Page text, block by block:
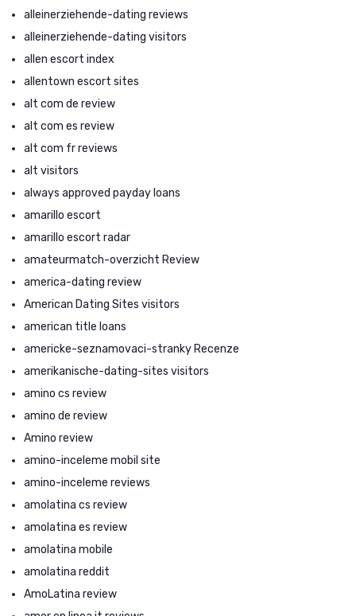
alleinerziehende-dating reviews
alleinerziehende-dating visitors
allen escort index
allentown escort sites
alt com de review
alt com es review
alt com fr reviews
alt visitors
always approved payday loans
amarillo escort
amarillo escort radar
amateurmatch-overzicht Review
america-dating review
American Dating Sites visitors
american title loans
americke-seznamovaci-stranky Recenze
amerikanische-dating-sites visitors
amino cs review
amino de review
Amino review
amino-inceleme mobil site
amino-inceleme reviews
amolatina cs review
amolatina es review
amolatina mobile
amolatina reddit
AmoLatina review